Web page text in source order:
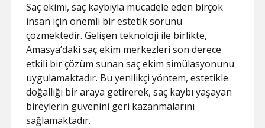
Saç ekimi, saç kaybıyla mücadele eden birçok
insan için önemli bir estetik sorunu
çözmektedir. Gelişen teknoloji ile birlikte,
Amasya’daki saç ekim merkezleri son derece
etkili bir çözüm sunan saç ekim simülasyonunu
uygulamaktadır. Bu yenilikçi yöntem, estetikle
doğallığı bir araya getirerek, saç kaybı yaşayan
bireylerin güvenini geri kazanmalarını
sağlamaktadır.